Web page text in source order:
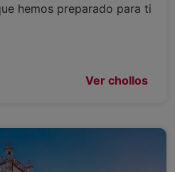
hemos preparado para ti
Ver chollos